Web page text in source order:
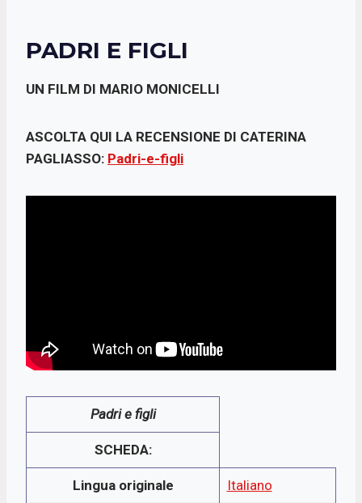
PADRI E FIGLI
UN FILM DI MARIO MONICELLI
ASCOLTA QUI LA RECENSIONE DI CATERINA
PAGLIASSO: Padri-e-figli
Padri e figli
SCHEDA:
Lingua originale Italiano